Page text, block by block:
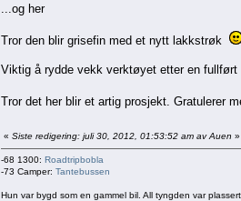
...og her
Tror den blir grisefin med et nytt lakkstrøk
Viktig å rydde vekk verktøyet etter en fullført
Tror det her blir et artig prosjekt. Gratulerer
« Siste redigering: juli 30, 2012, 01:53:52 am av Auen »
-68 1300: Roadtripbobla
-73 Camper: Tantebussen
Hun var bygd som en gammel bil. All tyngden var